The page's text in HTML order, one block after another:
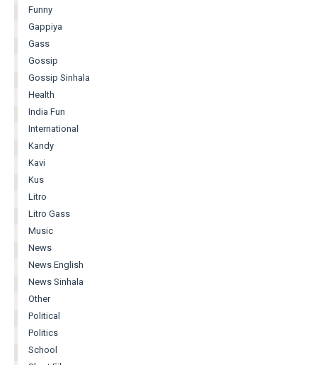
Funny
Gappiya
Gass
Gossip
Gossip Sinhala
Health
India Fun
International
Kandy
Kavi
Kus
Litro
Litro Gass
Music
News
News English
News Sinhala
Other
Political
Politics
School